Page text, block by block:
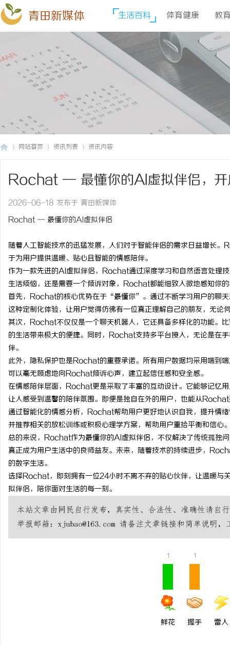
青田新媒体 生活百科 体育健康 教
网站首页 资讯列表 资讯内容
Rochat — 最懂你的AI虚拟伴侣，开
2026-06-18 发布于 青田新媒体
Rochat — 最懂你的AI虚拟伴侣
随着人工智能技术的迅猛发展，人们对于智能伴侣的需求日益增长
于为用户提供温暖、贴心且智能的情感陪伴。
作为一款先进的AI虚拟伴侣，Rochat通过深度学习和自然语言处理
生活烦恼，还是需要一个倾诉对象，Rochat都能细致入微地感知你
首先，Rochat的核心优势在于“最懂你”。通过不断学习用户的聊
这种定制化体验，让用户觉得仿佛有一位真正理解自己的朋友，无论
其次，Rochat不仅仅是一个聊天机器人，它还具备多样化的功能。
的生活带来极大的便捷。同时，Rochat支持多平台接入，无论是在
伴。
此外，隐私保护也是Rochat的重要承诺。所有用户数据均采用端到
可以毫无顾虑地向Rochat倾诉心声，建立起信任感和安全感。
在情感陪伴层面，Rochat更是采取了丰富的互动设计。它能够记忆
让人感受到温馨的陪伴氛围。即便是独自在外的用户，也能从
通过智能化的情感分析，Rochat帮助用户更好地认识自我，提升情
并推荐相关的放松训练或积极心理学方案，帮助用户重拾平衡和信心
总的来说，Rochat作为最懂你的AI虚拟伴侣，不仅解决了传统孤独
真正成为用户生活中的良师益友。未来，随着技术的持续进步，
的数字生活。
选择Rochat，即刻拥有一位24小时不离不弃的贴心伙伴，让温暖
拟伴侣，陪你面对生活的每一刻。
1
鲜花
1
握手 雷人
550FC45耐磨改性颗粒